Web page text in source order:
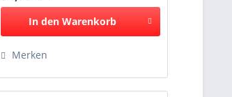
data-turn="user"...
In den Warenkorb
Merken